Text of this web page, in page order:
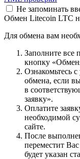
Не запоминать
Обмен Litecoin LTC
Для обмена вам
Заполните все
кнопку
Ознакомьтесь
обмена, если
в
заявку».
Оплатите
необходимой
сайте.
После
переместит
будет указан